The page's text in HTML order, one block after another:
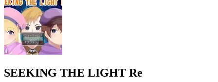
SEEKING THE LIGHT Re